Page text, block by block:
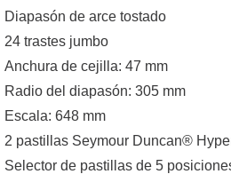
Diapasón de arce tostado
24 trastes jumbo
Anchura de cejilla: 47 mm
Radio del diapasón: 305 mm
Escala: 648 mm
2 pastillas Seymour Duncan®
Selector de pastillas de 5